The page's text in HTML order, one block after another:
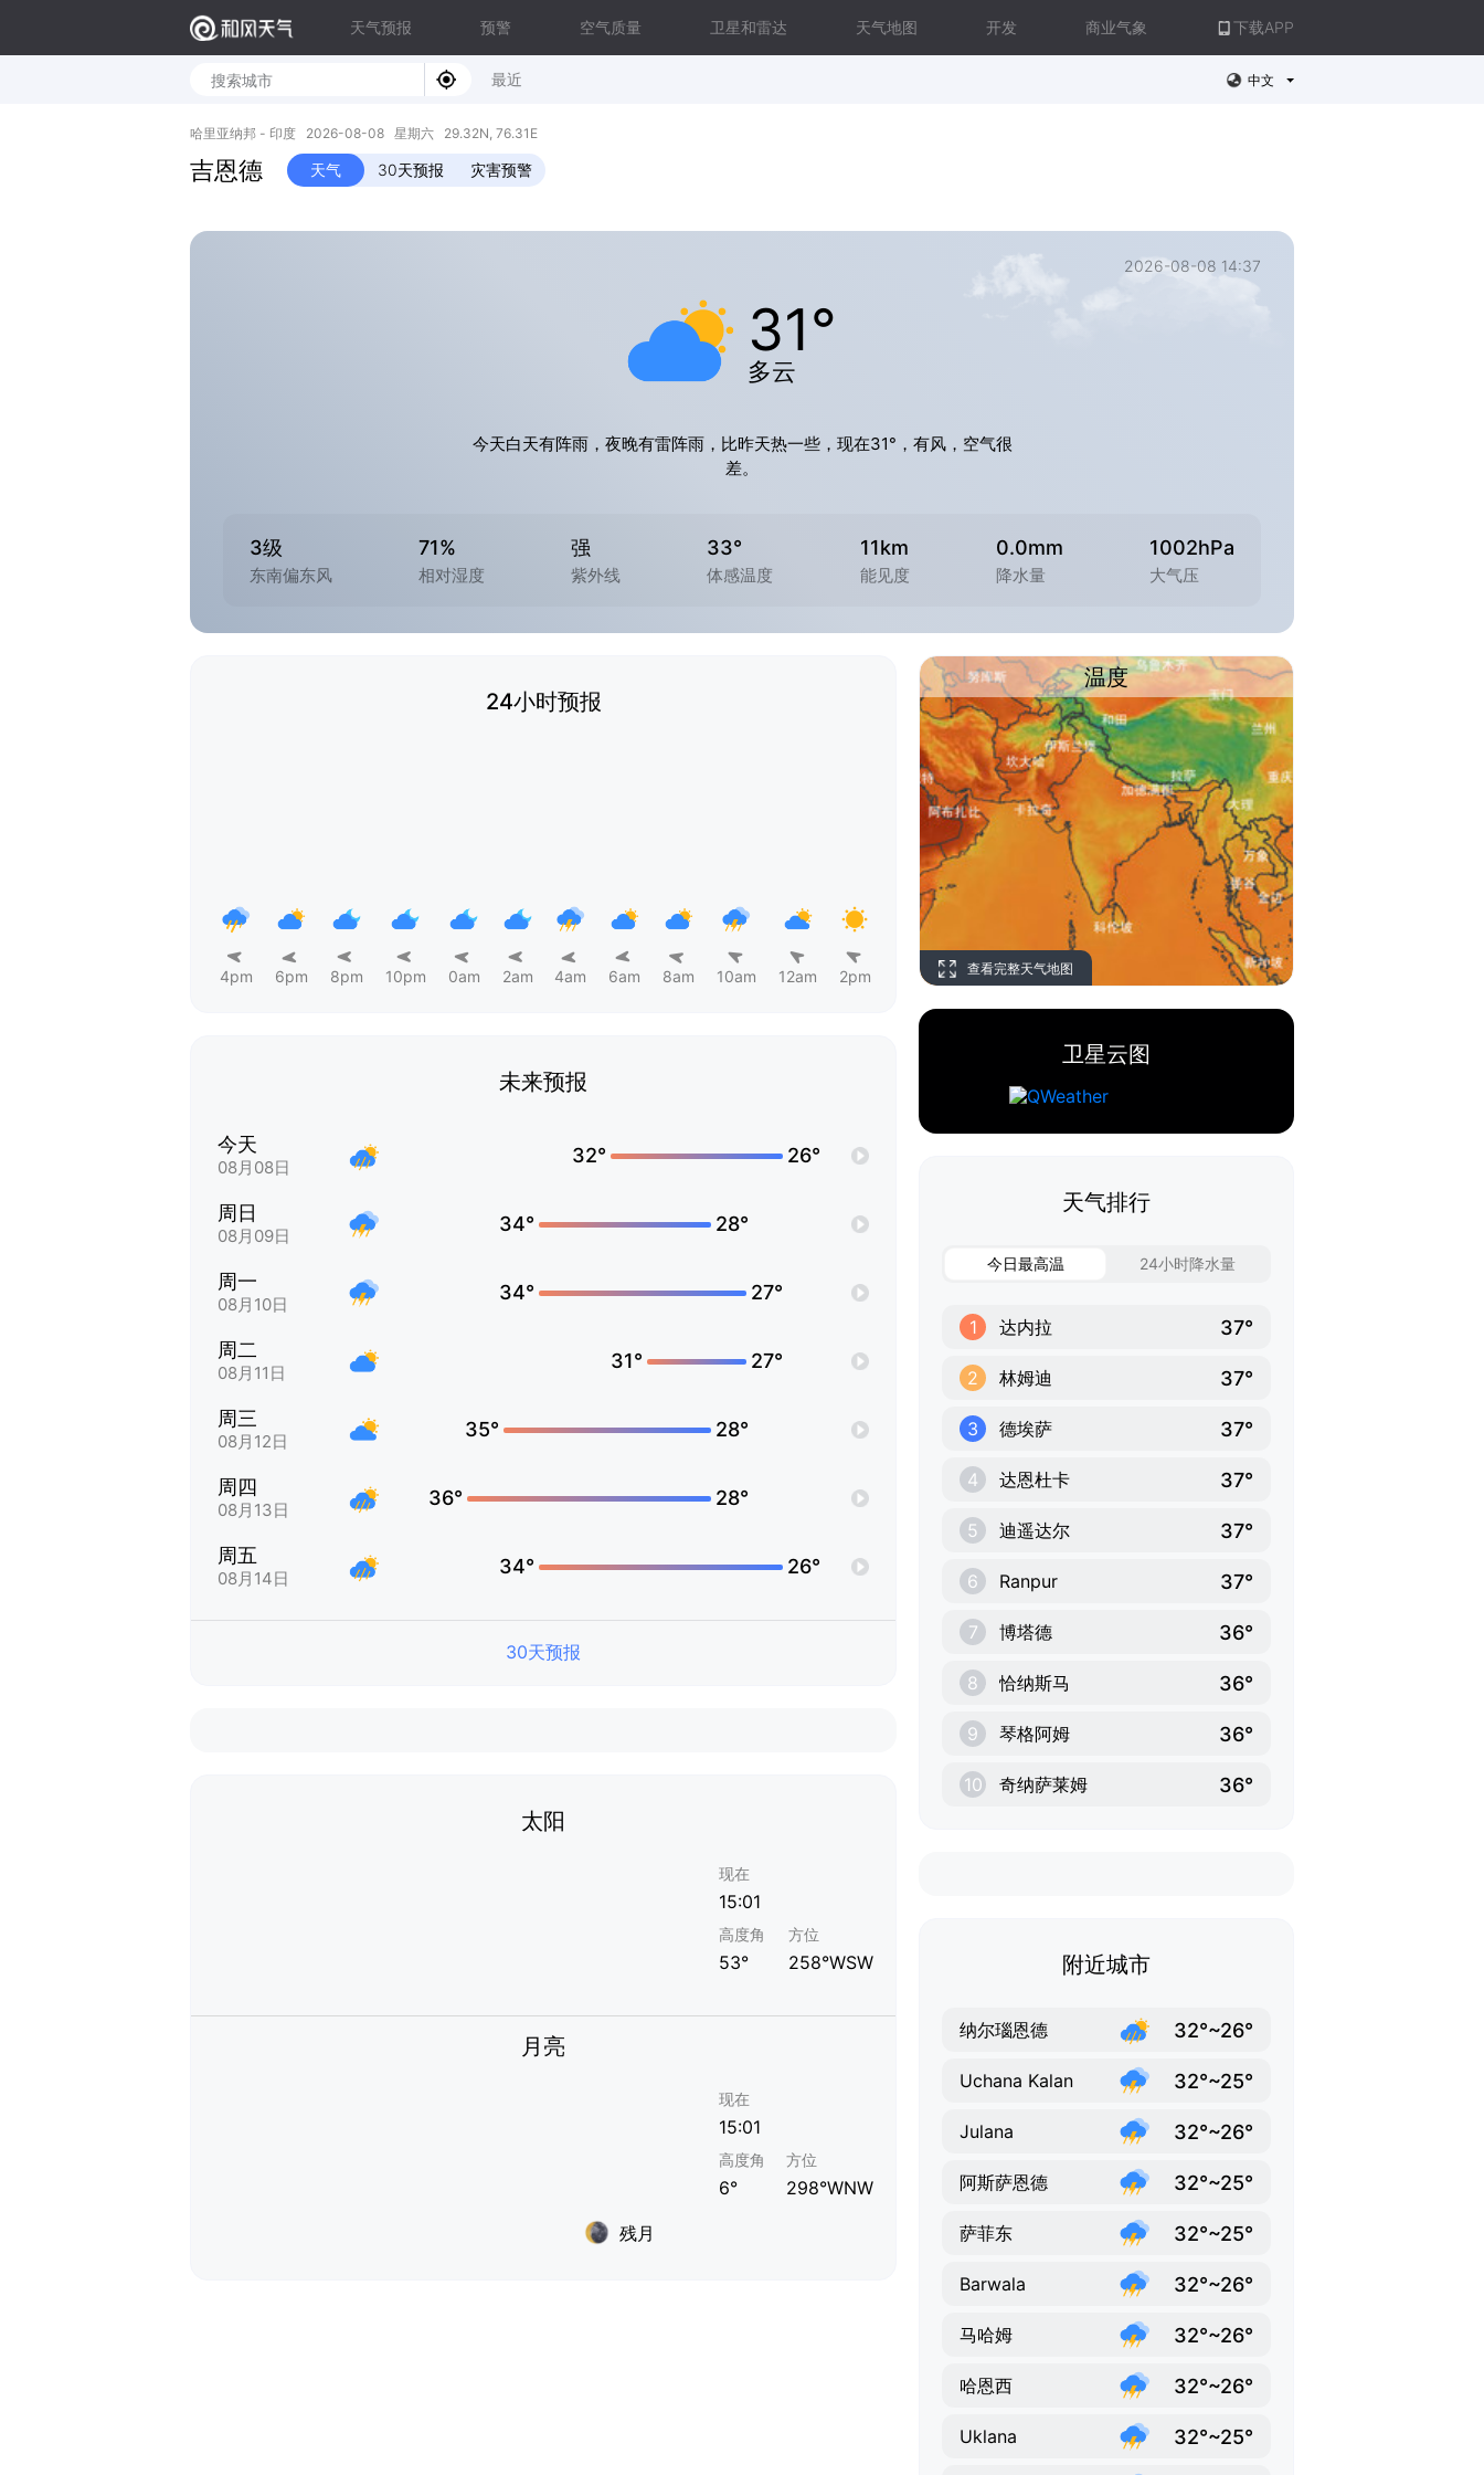
天气预报 预警 空气质量 卫星和雷达 天气地图 开发 商业气象 下载APP
最近 中文
哈里亚纳邦 - 印度 2026-08-08 星期六 29.32N, 76.31E
吉恩德 天气 30天预报 灾害预警
2026-08-08 14:37
31°
多云
今天白天有阵雨，夜晚有雷阵雨，比昨天热一些，现在31°，有风，空气很
差。
3级
东南偏东风
71%
相对湿度
强
紫外线
33°
体感温度
11km
能见度
0.0mm
降水量
1002hPa
大气压
24小时预报
4pm 6pm 8pm 10pm 0am 2am 4am 6am 8am 10am 12am 2pm
未来预报
今天
08月08日
32° 26°
周日
08月09日
34° 28°
周一
08月10日
34° 27°
周二
08月11日
31° 27°
周三
08月12日
35° 28°
周四
08月13日
36° 28°
周五
08月14日
34° 26°
30天预报
太阳
现在
15:01
高度角
53°
方位
258°WSW
月亮
残月
现在
15:01
高度角
6°
方位
298°WNW
温度
查看完整天气地图
卫星云图
天气排行
今日最高温 24小时降水量
1 达内拉 37°
2 林姆迪 37°
3 德埃萨 37°
4 达恩杜卡 37°
5 迪遥达尔 37°
6 Ranpur 37°
7 博塔德 36°
8 恰纳斯马 36°
9 琴格阿姆 36°
10 奇纳萨莱姆 36°
附近城市
纳尔瑙恩德 32°~26°
Uchana Kalan 32°~25°
Julana 32°~26°
阿斯萨恩德 32°~25°
萨菲东 32°~25°
Barwala 32°~26°
马哈姆 32°~26°
哈恩西 32°~26°
Uklana 32°~25°